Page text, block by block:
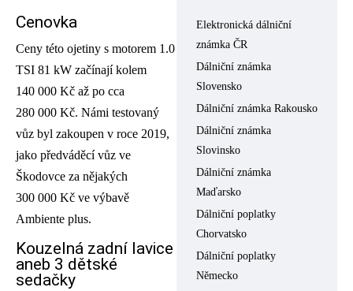
Cenovka
Ceny této ojetiny s motorem 1.0
TSI 81 kW začínají kolem
140 000 Kč až po cca
280 000 Kč. Námi testovaný
vůz byl zakoupen v roce 2019,
jako předváděcí vůz ve
Škodovce za nějakých
300 000 Kč ve výbavě
Ambiente plus.
Kouzelná zadní lavice
aneb 3 dětské
sedačky
Elektronická dálniční
známka ČR
Dálniční známka
Slovensko
Dálniční známka Rakousko
Dálniční známka
Slovinsko
Dálniční známka
Maďarsko
Dálniční poplatky
Chorvatsko
Dálniční poplatky
Německo